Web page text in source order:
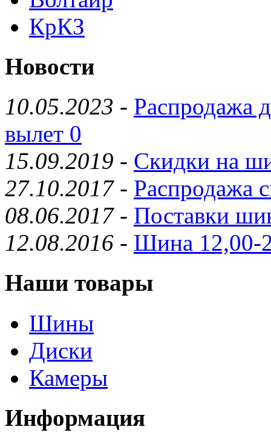
КрКЗ
Новости
10.05.2023 - Распродажа
вылет 0
15.09.2019 - Скидки на
27.10.2017- Распродажа
08.06.2017- Поставки
12.08.2016 - Шина 12,00-
Наши товары
Шины
Диски
Камеры
Информация